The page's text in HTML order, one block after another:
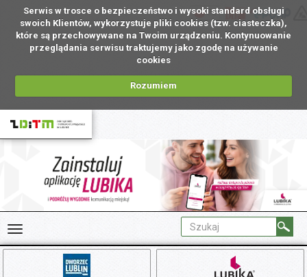
Serwis w trosce o bezpieczeństwo i wysoki standard obsługi
swoich Klientów, wykorzystuje pliki cookies (tzw. ciasteczka),
które są przechowywane na Twoim urządzeniu. Kontynuowanie
przeglądania serwisu traktujemy jako zgodę na używanie
cookies
Rozumiem
PL